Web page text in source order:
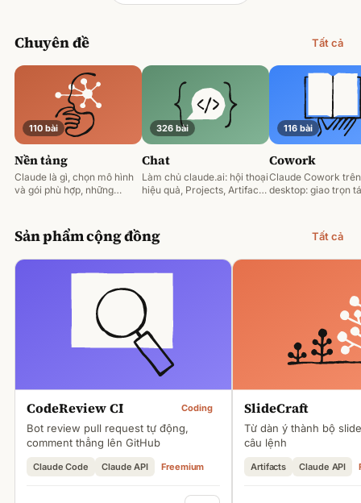
Chuyên đề Tất cả
110 bài
Nền tảng
Claude là gì, chọn mô hình
và gói phù hợp, những
326 bài
Chat
Làm chủ claude.ai: hội thoại
hiệu quả, Projects, Artifacts
116 bài
Cowork
Claude Cowork trên
desktop: giao trọn
Sản phẩm cộng đồng Tất cả
CodeReview CI Coding
Bot review pull request tự động,
comment thẳng lên GitHub
Claude Code Claude API Freemium
SlideCraft
Từ dàn ý thành bộ
câu lệnh
Artifacts Claude API